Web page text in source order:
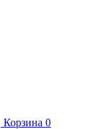
Корзина 0